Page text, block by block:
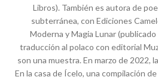
Libros). También es autora de
subterránea, con Ediciones
Moderna y Magia Lunar
traducción al polaco con editorial
son una muestra. En marzo de 2022,
En la casa de Ícelo, una compilación